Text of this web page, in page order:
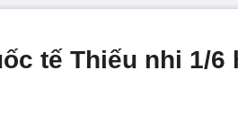
tế Thiếu nhi 1/6